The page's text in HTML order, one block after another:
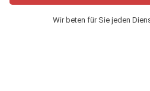
Wir beten für Sie jeden